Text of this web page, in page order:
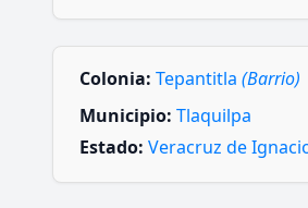
Colonia: Tepantitla (Barrio)
Municipio: Tlaquilpa
Estado: Veracruz de